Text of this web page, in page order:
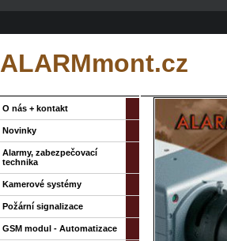
ALARMmont.cz
O nás + kontakt
Novinky
Alarmy, zabezpečovací
technika
Kamerové systémy
Požární signalizace
GSM modul - Automatizace